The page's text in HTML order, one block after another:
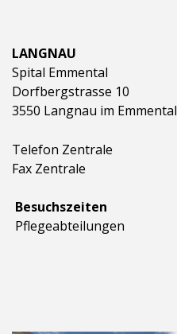
LANGNAU
Spital Emmental
Dorfbergstrasse 10
3550 Langnau im Emmental
Telefon Zentrale
Fax Zentrale
Besuchszeiten
Pflegeabteilungen